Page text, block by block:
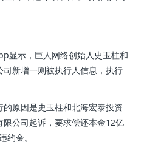
示，巨人网络创始人史玉柱和
新增一则被执行人信息，执行
原因是史玉柱和北海宏泰投资
公司起诉，要求偿还本金12亿
约金。